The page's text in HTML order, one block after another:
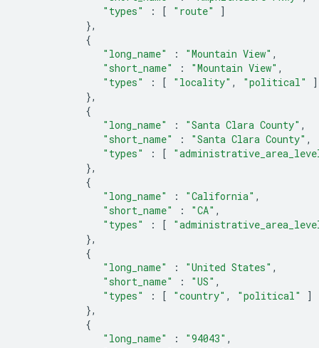
"types"
: [ "route"
]
},
{
"long_name"
: "Mountain View" ,
"short_name"
: "Mountain View" ,
"types"
: [ "locality" , "political"
]
},
{
"long_name"
: "Santa Clara County" ,
"short_name"
: "Santa Clara County" ,
"types"
: [
},
{
"long_name"
: "California" ,
"short_name"
: "CA" ,
"types"
: [
},
{
"long_name"
: "United States" ,
"short_name"
: "US" ,
"types"
: [ "country" , "political"
]
},
{
"long_name"
: "94043" ,